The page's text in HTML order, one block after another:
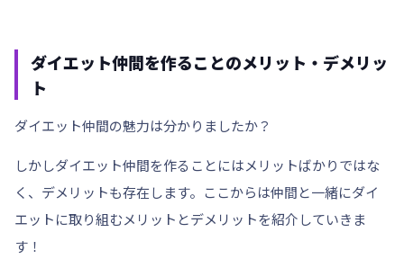
ダイエット仲間を作ることのメリット・デメリッ
ト
ダイエット仲間の魅力は分かりましたか？
しかしダイエット仲間を作ることにはメリットばかりではな
く、デメリットも存在します。ここからは仲間と一緒にダイ
エットに取り組むメリットとデメリットを紹介していきま
す！